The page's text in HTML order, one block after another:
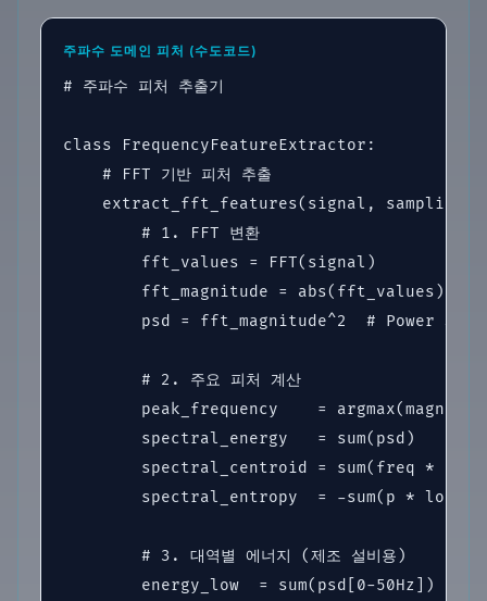
주파수 도메인 피처 (수도코드)
# 주파수 피처 추출기
class FrequencyFeatureExtractor:
    # FFT 기반 피처 추출
extract_fft_features(signal,
        # 1. FFT 변환
        fft_values = FFT(signal)
        fft_magnitude = abs(fft_values)
psd = fft_magnitude^2  # Power
        # 2. 주요 피처 계산
peak_frequency    =
spectral_energy   = sum(psd)
spectral_centroid = sum(freq * psd)
spectral_entropy  = -sum(p * log(p))
        # 3. 대역별 에너지 (제조 설비용)
energy_low  = sum(psd[0-50Hz])    #